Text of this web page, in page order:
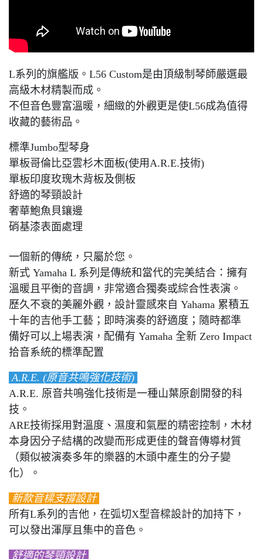
L系列的旗艦版。L56 Custom是由頂級制琴師嚴選最
高級木材精製而成。
不但音色豐富溫暖，細緻的外觀更是使L56成為值得
收藏的藝術品。
標準Jumbo型琴身
單板哥倫比亞雲杉木面板(使用A.R.E.技術)
單板印度玫瑰木背板及側板
舒適的琴頸設計
奢華鮑魚貝鑲邊
硝基漆表面處理
一個新的傳統，只屬於您。
新式 Yamaha L 系列是傳統和當代的完美結合：擁有
溫暖且平衡的音調，非常適合獨奏或綜合性表演。
歷久不衰的美麗外觀，設計靈感來自 Yahama 累積五
十年的吉他手工藝；即時演奏的舒適度；隨時都準
備好可以上場表演，配備有 Yamaha 全新 Zero Impact
拾音系統的標準配置
A.R.E. (原音共鳴強化技術)
A.R.E. 原音共鳴強化技術是一種山葉原創開發的科
技。
ARE技術採用對溫度、濕度和氣壓的精密控制，木材
本身因分子結構的改變而形成更佳的聲音傳導材質
（類似被演奏多年的樂器的木頭中產生的分子變
化）。
新款音樑支撐設計
所有L系列的吉他，在弧切X型音樑設計的加持下，
可以發出渾厚且集中的音色。
舒適的琴頸設計